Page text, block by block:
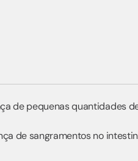
de pequenas quantidades
de sangramentos no